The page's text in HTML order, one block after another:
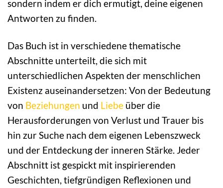
sondern indem er dich ermutigt, deine eigenen
Antworten zu finden.
Das Buch ist in verschiedene thematische
Abschnitte unterteilt, die sich mit
unterschiedlichen Aspekten der menschlichen
Existenz auseinandersetzen: Von der Bedeutung
von Beziehungen und Liebe über die
Herausforderungen von Verlust und Trauer bis
hin zur Suche nach dem eigenen Lebenszweck
und der Entdeckung der inneren Stärke. Jeder
Abschnitt ist gespickt mit inspirierenden
Geschichten, tiefgründigen Reflexionen und